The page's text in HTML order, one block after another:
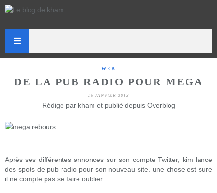
WEB
DE LA PUB RADIO POUR MEGA
15 JANVIER 2013
Rédigé par kham et publié depuis Overblog
Après ses différentes annonces sur son compte Twitter, kim lance
des spots de pub radio pour son nouveau site. une chose est sure
il ne compte pas se faire oublier .....